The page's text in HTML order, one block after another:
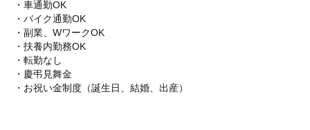
・車通勤OK
・バイク通勤OK
・副業、WワークOK
・扶養内勤務OK
・転勤なし
・慶弔見舞金
・お祝い金制度（誕生日、結婚、出産）